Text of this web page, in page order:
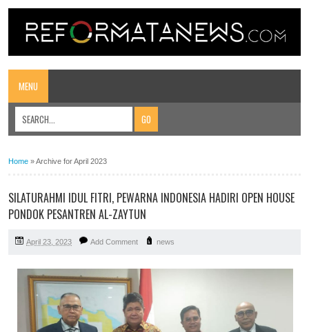
MENU
Home »Archive for April 2023
SILATURAHMI IDUL FITRI, PEWARNA INDONESIA HADIRI OPEN HOUSE
PONDOK PESANTREN AL-ZAYTUN
April 23, 2023 Add Comment news